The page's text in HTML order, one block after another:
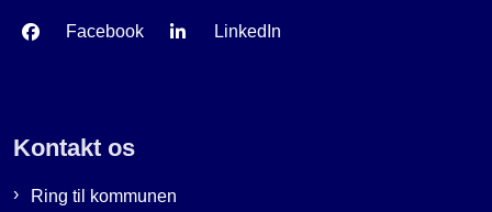
Facebook LinkedIn
Kontakt os
Ring til kommunen